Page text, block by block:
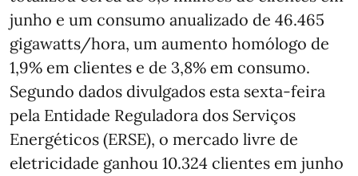
junho e um consumo anualizado de 46.465
gigawatts/hora, um aumento homólogo de
1,9% em clientes e de 3,8% em consumo.
Segundo dados divulgados esta sexta-feira
pela Entidade Reguladora dos Serviços
Energéticos (ERSE), o mercado livre de
eletricidade ganhou 10.324 clientes em junho